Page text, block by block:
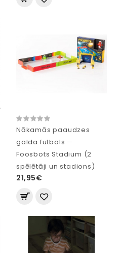
Nākamās paaudzes
galda futbols —
Foosbots Stadium (2
spēlētāji un stadions)
21,95€